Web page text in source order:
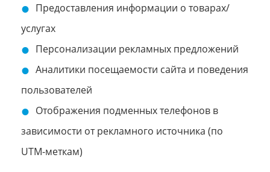
Предоставления информации о товарах/
услугах
Персонализации рекламных предложений
Аналитики посещаемости сайта и поведения
пользователей
Отображения подменных телефонов в
зависимости от рекламного источника (по
UTM-меткам)